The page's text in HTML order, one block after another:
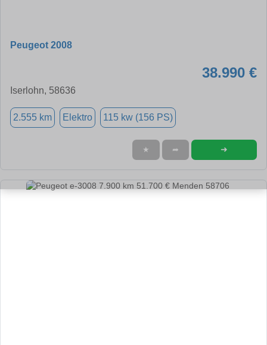
Peugeot 2008
38.990 €
Iserlohn, 58636
2.555 km Elektro 115 kw (156 PS)
★ ➦ ➜